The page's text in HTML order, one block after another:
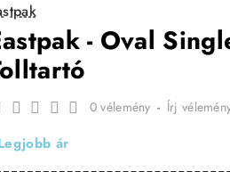
- Oval
ár
0 vélemény - Írj